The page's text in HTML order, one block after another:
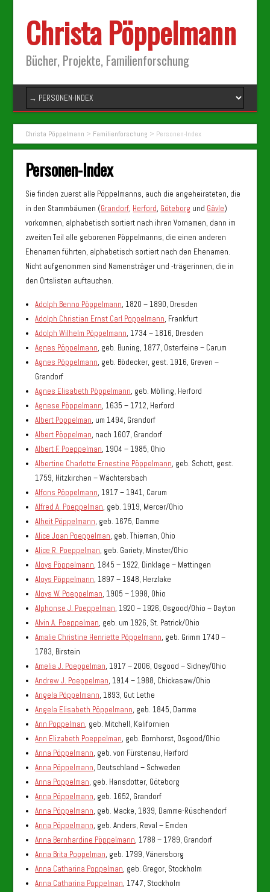
Christa Pöppelmann
Bücher, Projekte, Familienforschung
Christa Pöppelmann > Familienforschung > Personen-Index
Personen-Index
Sie finden zuerst alle Pöppelmanns, auch die angeheirateten, die
in den Stammbäumen (Grandorf, Herford, Göteborg und Gävle)
vorkommen, alphabetisch sortiert nach ihren Vornamen, dann im
zweiten Teil alle geborenen Pöppelmanns, die einen anderen
Ehenamen führten, alphabetisch sortiert nach den Ehenamen.
Nicht aufgenommen sind Namensträger und -trägerinnen, die in
den Ortslisten auftauchen.
Adolph Benno Pöppelmann, 1820 – 1890, Dresden
Adolph Christian Ernst Carl Poppelmann, Frankfurt
Adolph Wilhelm Pöppelmann, 1734 – 1816, Dresden
Agnes Pöppelmann, geb. Buning, 1877, Osterfeine – Carum
Agnes Pöppelmann, geb. Bödecker, gest. 1916, Greven –
Grandorf
Agnes Elisabeth Pöppelmann, geb. Mölling, Herford
Agnese Pöppelmann, 1635 – 1712, Herford
Albert Poppelman, um 1494, Grandorf
Albert Pöppelman, nach 1607, Grandorf
Albert F. Poeppelman, 1904 – 1985, Ohio
Albertine Charlotte Ernestine Pöppelmann, geb. Schott, gest.
1759, Hitzkirchen – Wächtersbach
Alfons Pöppelmann, 1917 – 1941, Carum
Alfred A. Poeppelman, geb. 1919, Mercer/Ohio
Alheit Pöppelmann, geb. 1675, Damme
Alice Joan Poeppelman, geb. Thieman, Ohio
Alice R. Poeppelman, geb. Gariety, Minster/Ohio
Aloys Pöppelmann, 1845 – 1922, Dinklage – Mettingen
Aloys Pöppelmann, 1897 – 1948, Herzlake
Aloys W. Poeppelman, 1905 – 1998, Ohio
Alphonse J. Poeppelman, 1920 – 1926, Osgood/Ohio – Dayton
Alvin A. Poeppelman, geb. um 1926, St. Patrick/Ohio
Amalie Christine Henriette Pöppelmann, geb. Grimm 1740 –
1783, Birstein
Amelia J. Poeppelman, 1917 – 2006, Osgood – Sidney/Ohio
Andrew J. Poeppelman, 1914 – 1988, Chickasaw/Ohio
Angela Pöppelmann, 1893, Gut Lethe
Angela Elisabeth Pöppelmann, geb. 1845, Damme
Ann Poppelman, geb. Mitchell, Kalifornien
Ann Elizabeth Poeppelman, geb. Bornhorst, Osgood/Ohio
Anna Pöppelmann, geb. von Fürstenau, Herford
Anna Pöppelmann, Deutschland – Schweden
Anna Poppelman, geb. Hansdotter, Göteborg
Anna Pöppelmann, geb. 1652, Grandorf
Anna Pöppelmann, geb. Macke, 1839, Damme-Rüschendorf
Anna Pöppelmann, geb. Anders, Reval – Emden
Anna Bernhardine Pöppelmann, 1788 – 1789, Grandorf
Anna Brita Poppelman, geb. 1799, Vänersborg
Anna Catharina Poppelman, geb. Gregor, Stockholm
Anna Catharina Poppelman, 1747, Stockholm